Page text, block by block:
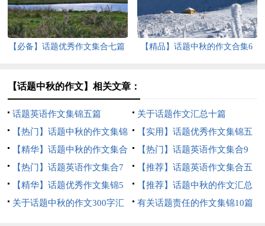
【必备】话题优秀作文集合七篇
【精品】话题中秋的作文合集6
【话题中秋的作文】相关文章：
话题英语作文集锦五篇
关于话题作文汇总十篇
【热门】话题中秋的作文集锦
9篇
【实用】话题优秀作文集锦五
篇
【精华】话题中秋的作文集合
九篇
【热门】话题英语作文集合9
篇
【热门】话题英语作文集合7
篇
【推荐】话题英语作文集合五
篇
【精华】话题优秀作文集锦5
篇
【推荐】话题中秋的作文汇总
6篇
关于话题中秋的作文300字汇
有关话题责任的作文集锦10篇